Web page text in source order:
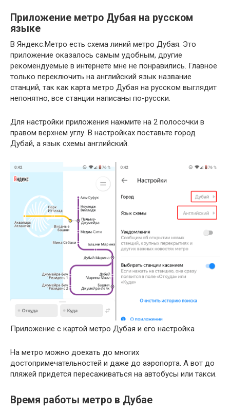
Приложение метро Дубая на русском
языке
В Яндекс.Метро есть схема линий метро Дубая. Это
приложение оказалось самым удобным, другие
рекомендуемые в интернете мне не понравились. Главное
только переключить на английский язык название
станций, так как карта метро Дубая на русском выглядит
непонятно, все станции написаны по-русски.
Для настройки приложения нажмите на 2 полосочки в
правом верхнем углу. В настройках поставьте город
Дубай, а язык схемы английский.
Приложение с картой метро Дубая и его настройка
На метро можно доехать до многих
достопримечательностей и даже до аэропорта. А вот до
пляжей придется пересаживаться на автобусы или такси.
Время работы метро в Дубае